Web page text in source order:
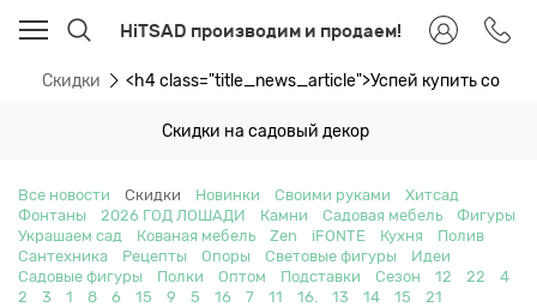
HiTSAD производим и продаем!
Скидки <h4 class="title_news_article">Успей купить со
Скидки на садовый декор
Все новости Скидки Новинки Своими руками
Хитсад
Фонтаны
2026 ГОД ЛОШАДИ Камни Садовая мебель
Фигуры
Украшаем сад
Кованая мебель Zen iFONTE Кухня
Полив
Сантехника
Рецепты Опоры Световые фигуры
Идеи
Садовые фигуры
Полки Оптом Подставки Сезон 12 22
4
2
3 1 8 6 15 9 5 16 7 11 16. 13 14 15 21